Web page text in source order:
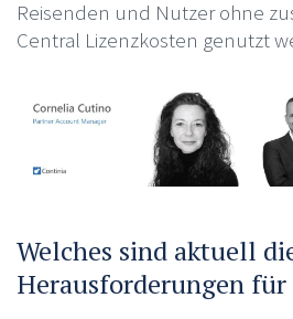
Reisenden und Nutzer ohne
Central Lizenzkosten genutzt
Welches sind aktuell
Herausforderungen für